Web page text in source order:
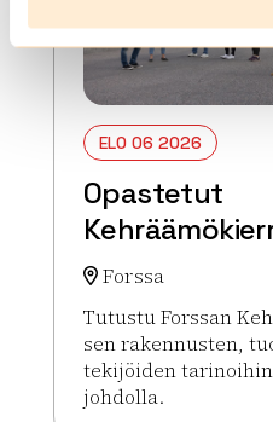
ELO 06 2026
Opastetut
Forssa
Tutustu Forssan
sen rakennusten,
tekijöiden
johdolla.